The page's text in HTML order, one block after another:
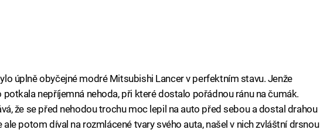
úplně obyčejné modré Mitsubishi Lancer v perfektním stavu. Jenže
potkala nepříjemná nehoda, při které dostalo pořádnou ránu na čumák.
že se před nehodou trochu moc lepil na auto před sebou a dostal drahou
ale potom díval na rozmlácené tvary svého auta, našel v nich zvláštní drsnou